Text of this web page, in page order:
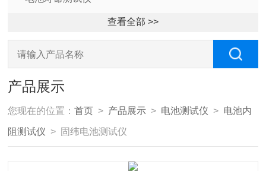
查看全部 >>
产品展示
您现在的位置：首页 > 产品展示 > 电池测试仪 > 电池内
阻测试仪 > 固纬电池测试仪